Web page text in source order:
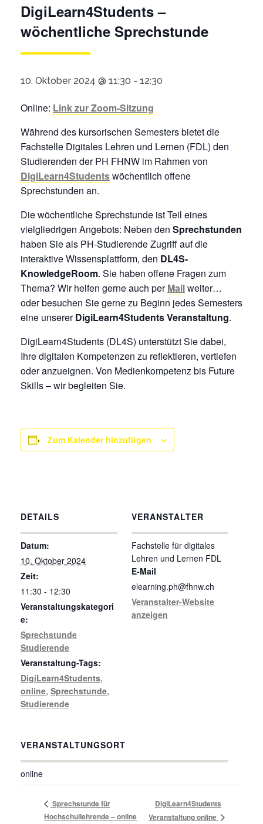
DigiLearn4Students –
wöchentliche Sprechstunde
10. Oktober 2024 @ 11:30 - 12:30
Online: Link zur Zoom-Sitzung
Während des kursorischen Semesters bietet die
Fachstelle Digitales Lehren und Lernen (FDL) den
Studierenden der PH FHNW im Rahmen von
DigiLearn4Studentswöchentlich offene
Sprechstunden an.
Die wöchentliche Sprechstunde ist Teil eines
vielgliedrigen Angebots: Neben den Sprechstunden
haben Sie als PH-Studierende Zugriff auf die
interaktive Wissensplattform, den DL4S-
KnowledgeRoom. Sie haben offene Fragen zum
Thema? Wir helfen gerne auch per Mailweiter…
oder besuchen Sie gerne zu Beginn jedes Semesters
eine unsererDigiLearn4Students Veranstaltung.
DigiLearn4Students (DL4S) unterstützt Sie dabei,
Ihre digitalen Kompetenzen zu reflektieren, vertiefen
oder anzueignen. Von Medienkompetenz bis Future
Skills – wir begleiten Sie.
Zum Kalender hinzufügen
DETAILS
Datum:
10. Oktober 2024
Zeit:
11:30 - 12:30
Veranstaltungskategori
e:
Sprechstunde
Studierende
Veranstaltung-Tags:
DigiLearn4Students,
online, Sprechstunde,
Studierende
VERANSTALTUNGSORT
online
VERANSTALTER
Fachstelle für digitales
Lehren und Lernen FDL
E-Mail
elearning.ph@fhnw.ch
Veranstalter-Website
anzeigen
Sprechstunde für
Hochschullehrende – online
DigiLearn4Students
Veranstaltung online